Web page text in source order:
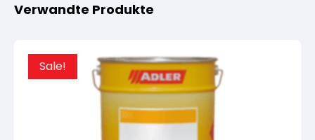
Verwandte Produkte
Sale!